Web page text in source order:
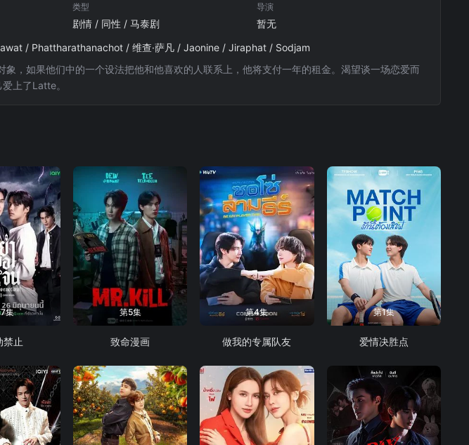
类型
剧情 / 同性 / 马泰剧
导演
暂无
/ Phattharathanachot / 维查·萨凡 / Jaonine / Jiraphat / Sodjam
，如果他们中的一个设法把他和他喜欢的人联系上，他将支付一年的租金。渴望谈一场恋爱而
上了Latte。
集
禁止
第5集
致命漫画
第4集
做我的专属队友
第1集
爱情决胜点